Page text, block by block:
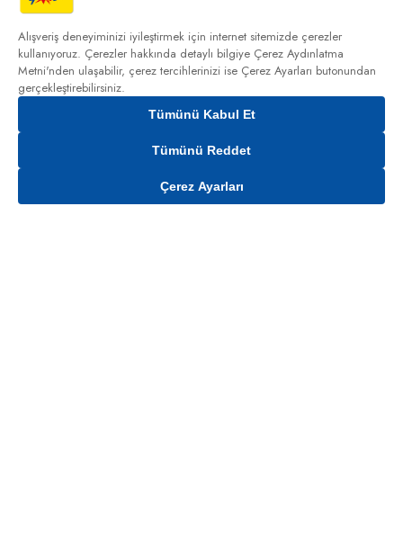
Gelince Haber Ver
Alışveriş deneyiminizi iyileştirmek için internet sitemizde çerezler
kullanıyoruz. Çerezler hakkında detaylı bilgiye Çerez Aydınlatma
Metni'nden ulaşabilir, çerez tercihlerinizi ise Çerez Ayarları butonundan
gerçekleştirebilirsiniz.
Tümünü Kabul Et
Tümünü Reddet
Çerez Ayarları